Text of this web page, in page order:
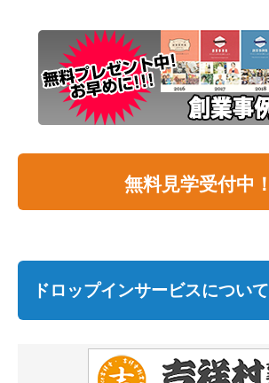
無料見学受付中！
ドロップインサービスについて